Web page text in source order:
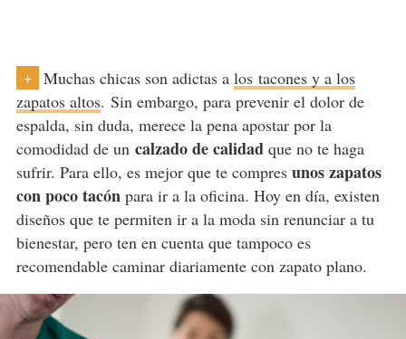
+ Muchas chicas son adictas a los tacones y a los
zapatos altos. Sin embargo, para prevenir el dolor de
espalda, sin duda, merece la pena apostar por la
comodidad de un calzado de calidad que no te haga
sufrir. Para ello, es mejor que te compres unos zapatos
con poco tacónpara ir a la oficina. Hoy en día, existen
diseños que te permiten ir a la moda sin renunciar a tu
bienestar, pero ten en cuenta que tampoco es
recomendable caminar diariamente con zapato plano.